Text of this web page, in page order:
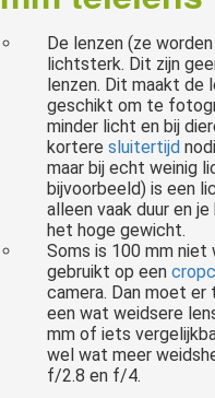
De lenzen (ze
lichtsterk. Dit zijn
lenzen. Dit maakt de
geschikt om te
minder licht en bij
korteresluitertijd
maar bij echt weinig
bijvoorbeeld) is een
alleen vaak duur en
het hoge gewicht.
Soms is 100 mm niet
gebruikt op een
camera. Dan moet
een wat weidsere
mm of iets
wel wat meer
f/2.8 en f/4.